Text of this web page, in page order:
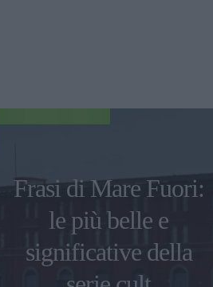
Frasi di Mare Fuori:
le più belle e
significative della